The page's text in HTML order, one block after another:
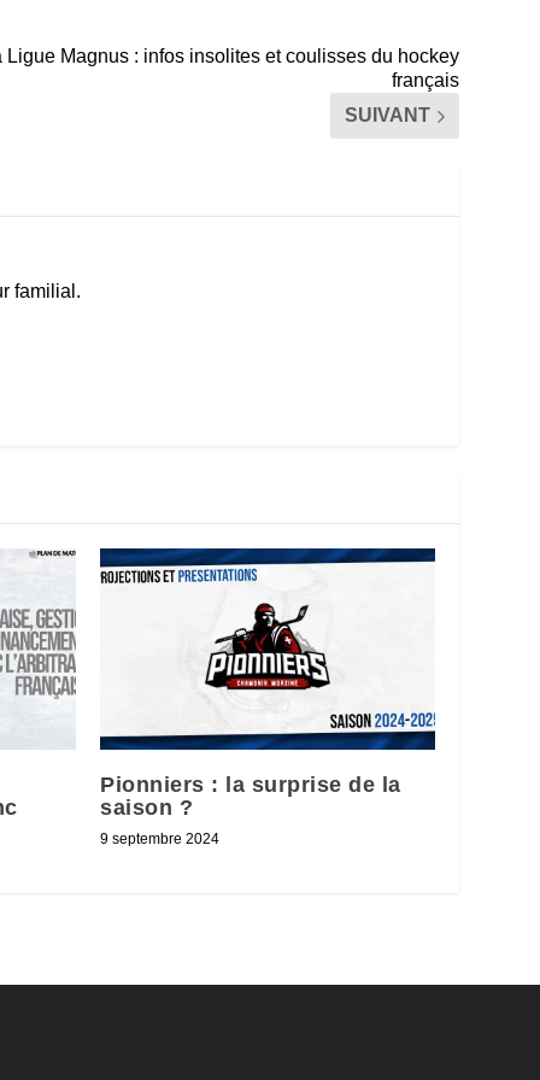
Ligue Magnus : infos insolites et coulisses du hockey
français
SUIVANT
familial.
Pionniers : la surprise de la
saison ?
9 septembre 2024